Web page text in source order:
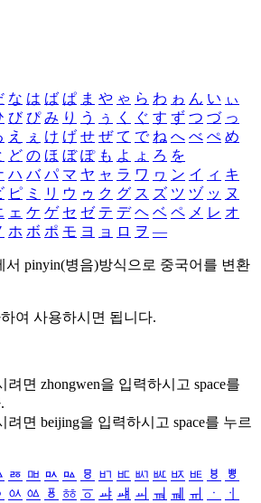
な は ば ぱ ま や ゃ ら わ ゎ ん い ぃ
び ぴ み り う ぅ く ぐ す ず つ づ っ
え ぇ け げ せ ぜ て で ね へ べ ぺ め
ど の ほ ぼ ぽ も よ ょ ろ を
ハ バ パ マ ヤ ャ ラ ワ ヮ ン イ ィ キ
ピ ミ リ ウ ゥ ク グ ス ズ ツ ヅ ッ ヌ
ェ ケ ゲ セ ゼ テ デ ヘ ベ ペ メ レ オ
ホ ボ ポ モ ヨ ョ ロ ヲ ―
서 pinyin(병음)방식으로 중국어를 변환
여 사용하시면 됩니다.
려면 zhongwen을 입력하시고 space를
려면 beijing을 입력하시고 space를 누르
ㅭ ㅮ ㅯ ㅰ ㅱ ㅲ ㅳ ㅴ ㅵ ㅶ ㅷ ㅸ
ㅹ
ㆂ ㆃ ㆄ ㆅ ㆆ ㆇ ㆈ ㆉ ㆊ ㆋ ㆌ ㆍ
ㆎ